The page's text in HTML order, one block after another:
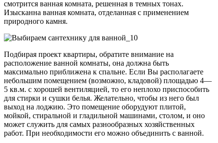
смотрится ванная комната, решенная в темных тонах.
Изысканна ванная комната, отделанная с применением
природного камня.
Подбирая проект квартиры, обратите внимание на
расположение ванной комнаты, она должна быть
максимально приближена к спальне. Если Вы располагаете
небольшим помещением (возможно, кладовой) площадью 4—
5 кв.м. с хорошей вентиляцией, то его неплохо приспособить
для стирки и сушки белья. Желательно, чтобы из него был
выход на лоджию. Это помещение оборудуют плитой,
мойкой, стиральной и гладильной машинами, столом, и оно
может служить для самых разнообразных хозяйственных
работ. При необходимости его можно объединить с ванной.